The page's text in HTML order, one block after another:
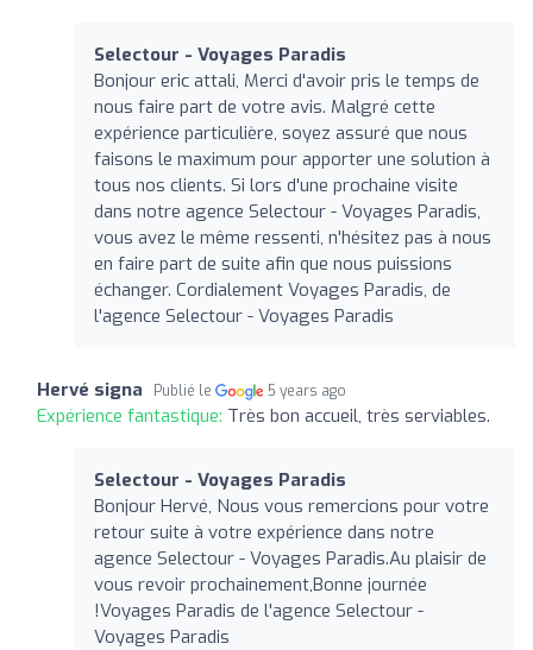
Selectour - Voyages Paradis
Bonjour eric attali, Merci d'avoir pris le temps de
nous faire part de votre avis. Malgré cette
expérience particulière, soyez assuré que nous
faisons le maximum pour apporter une solution à
tous nos clients. Si lors d'une prochaine visite
dans notre agence Selectour - Voyages Paradis,
vous avez le même ressenti, n'hésitez pas à nous
en faire part de suite afin que nous puissions
échanger. Cordialement Voyages Paradis, de
l'agence Selectour - Voyages Paradis
Hervé signa Publié le 5 years ago
Expérience fantastique: Très bon accueil, très serviables.
Selectour - Voyages Paradis
Bonjour Hervé, Nous vous remercions pour votre
retour suite à votre expérience dans notre
agence Selectour - Voyages Paradis.Au plaisir de
vous revoir prochainement,Bonne journée
!Voyages Paradis de l'agence Selectour -
Voyages Paradis